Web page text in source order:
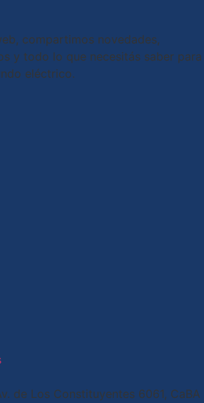
compartimos novedades,
y todo lo que necesitás saber para
eléctrico.
de Los Constituyentes 6061, CaBA